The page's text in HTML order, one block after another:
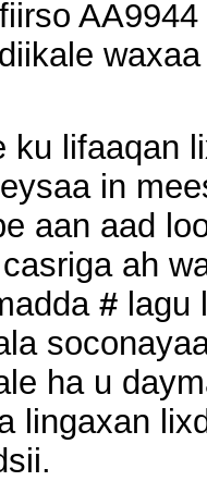
ku lifaaqan
in
aan aad
ah
#
ha u
lingaxan